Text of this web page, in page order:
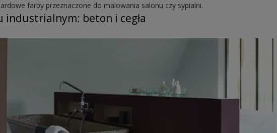
farby przeznaczone do malowania salonu czy sypialni.
industrialnym: beton i cegła